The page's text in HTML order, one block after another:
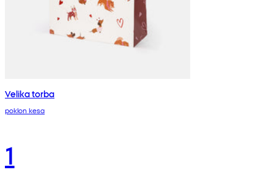
Velika torba
poklon kesa
1